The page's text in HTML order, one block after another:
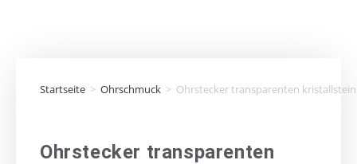
Startseite > Ohrschmuck > Ohrstecker transparenten
Ohrstecker transparenten